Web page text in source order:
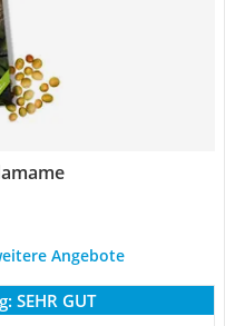
Angebote
SEHR GUT